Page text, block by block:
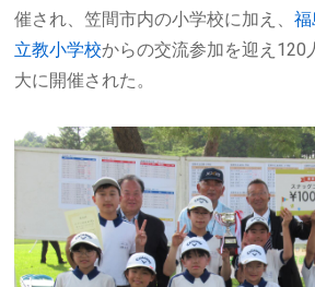
催され、笠間市内の小学校に加え、
立教小学校からの交流参加を迎え120
大に開催された。